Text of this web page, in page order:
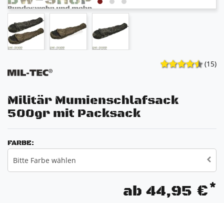
(15)
Militär Mumienschlafsack
500gr mit Packsack
FARBE:
Bitte Farbe wählen
ab 44,95 €*